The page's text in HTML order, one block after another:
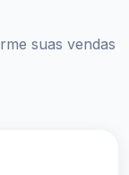
suas vendas